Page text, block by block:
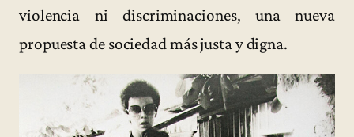
violencia ni discriminaciones, una nueva
propuesta de sociedad más justa y digna.